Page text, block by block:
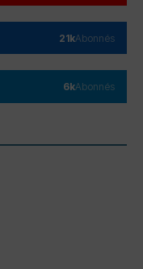
21kAbonnés
6kAbonnés